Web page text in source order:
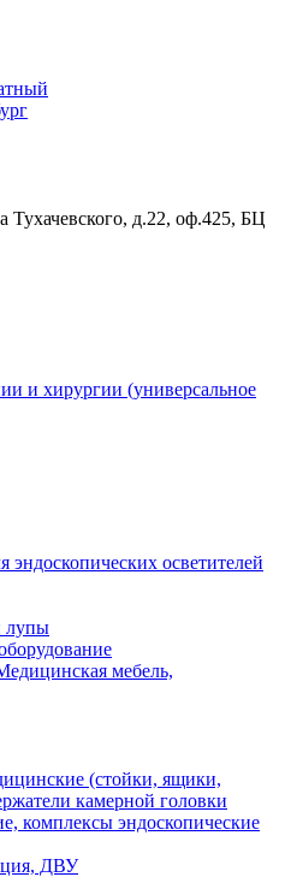
Тухачевского, д.22, оф.425, БЦ
и хирургии (универсальное
осветителей
лупы
мебель,
(стойки, ящики,
камерной головки
комплексы эндоскопические
ДВУ